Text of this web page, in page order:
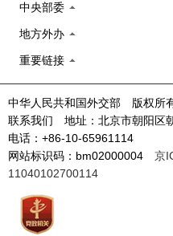
中央部委
地方外办
重要链接
中华人民共和国外交部 版权所
联系我们 地址：北京市朝阳
电话：+86-10-65961114
网站标识码：bm02000004 京
11040102700114